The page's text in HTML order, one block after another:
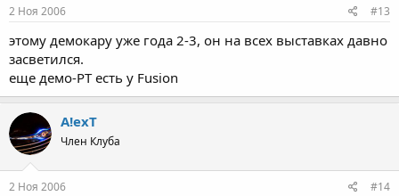
2 Ноя 2006 #13
этому демокару уже года 2-3, он на всех выставках давно
засветился.
еще демо-РТ есть у Fusion
A!exT
Член Клуба
2 Ноя 2006 #14